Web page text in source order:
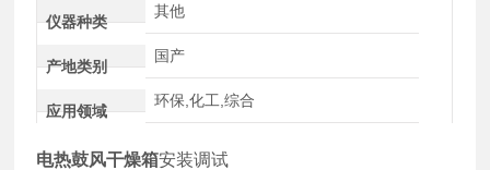
仪器种类
其他
产地类别
国产
应用领域
环保,化工,综合
电热鼓风干燥箱安装调试